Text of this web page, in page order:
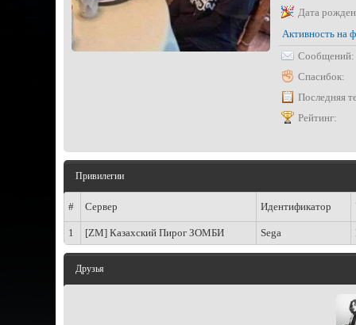
Дата
Активность на
Сообщений:
Спасибок:
Последняя
Рейтинг:
Привилегии
# Сервер Идентификатор
1 [ZM] Казахский Пирог ЗОМБИ Sega
Друзья